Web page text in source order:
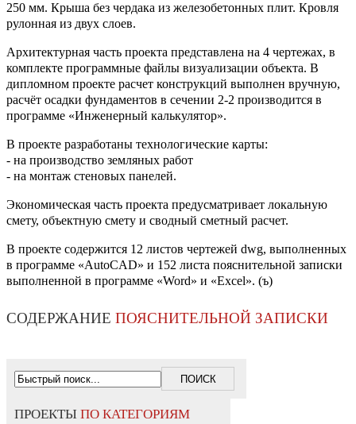
250 мм. Крыша без чердака из железобетонных плит. Кровля
рулонная из двух слоев.
Архитектурная часть проекта представлена на 4 чертежах, в
комплекте программные файлы визуализации объекта. В
дипломном проекте расчет конструкций выполнен вручную,
расчёт осадки фундаментов в сечении 2-2 производится в
программе «Инженерный калькулятор».
В проекте разработаны технологические карты:
- на производство земляных работ
- на монтаж стеновых панелей.
Экономическая часть проекта предусматривает локальную
смету, объектную смету и сводный сметный расчет.
В проекте содержится 12 листов чертежей dwg, выполненных
в программе «AutoCAD» и 152 листа пояснительной записки
выполненной в программе «Word» и «Exсel». (ъ)
СОДЕРЖАНИЕ ПОЯСНИТЕЛЬНОЙ ЗАПИСКИ
ПРОЕКТЫ ПО КАТЕГОРИЯМ